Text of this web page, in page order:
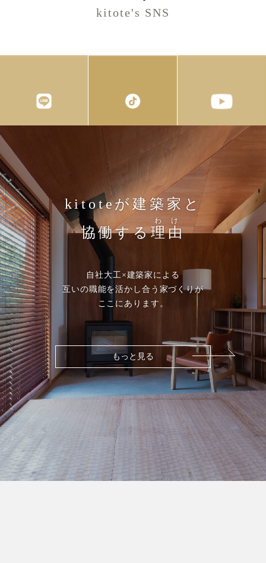
kitote's SNS
kitoteが建築家と
協働する理由
わけ
自社大工×建築家による
互いの職能を活かし合う家づくりが
ここにあります。
もっと見る